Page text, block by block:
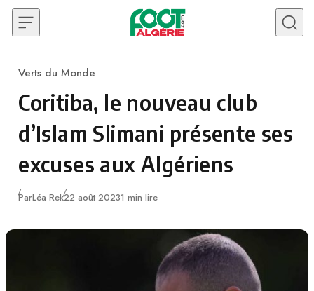
Skip to content
Category
Verts du Monde
Coritiba, le nouveau club
d’Islam Slimani présente ses
excuses aux Algériens
ParLéa RekPublié
22 août 20231 min lire